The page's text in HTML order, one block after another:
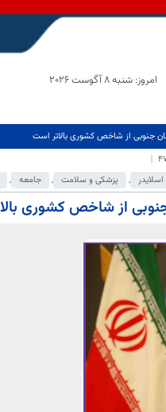
امروز: شنبه 8 آگوست 2026
اسلایدر , پزشکی و سلامت , جامعه ,